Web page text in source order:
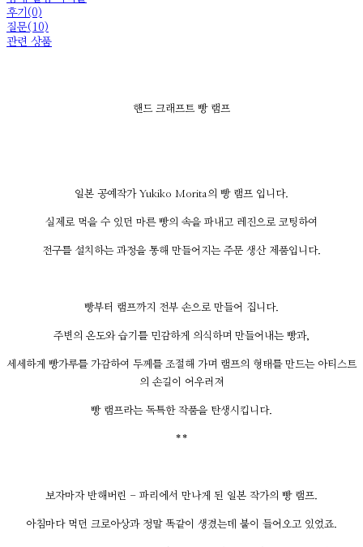
후기(0)
질문(10)
관련 상품
핸드 크래프트 빵 램프
일본 공예작가 Yukiko Morita의 빵 램프 입니다.
실제로 먹을 수 있던 마른 빵의 속을 파내고 레진으로 코팅하여
전구를 설치하는 과정을 통해 만들어지는 주문 생산 제품입니다.
빵부터 램프까지 전부 손으로 만들어 집니다.
주변의 온도와 습기를 민감하게 의식하며 만들어내는 빵과,
세세하게 빵가루를 가감하여 두께를 조절해 가며 램프의 형태를 만드는 아티스트
의 손길이 어우러져
빵 램프라는 독특한 작품을 탄생시킵니다.
**
보자마자 반해버린 - 파리에서 만나게 된 일본 작가의 빵 램프.
아침마다 먹던 크로아상과 정말 똑같이 생겼는데 불이 들어오고 있었죠.